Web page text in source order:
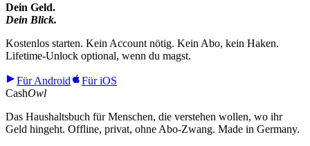
Dein Geld.
Dein Blick.
Kostenlos starten. Kein Account nötig. Kein Abo, kein Haken.
Lifetime-Unlock optional, wenn du magst.
Für Android
Für iOS
CashOwl
Das Haushaltsbuch für Menschen, die verstehen wollen, wo ihr
Geld hingeht. Offline, privat, ohne Abo-Zwang. Made in Germany.